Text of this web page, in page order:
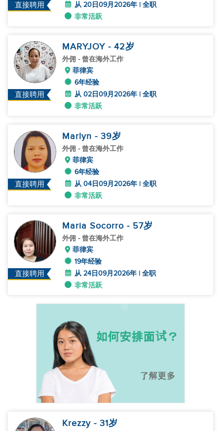
直接聘用
从 20日09月2026年 | 全职
非常活跃
直接聘用
MARYJOY - 42岁
外佣 - 曾在海外工作
菲律宾
6年经验
从 02日09月2026年 | 全职
非常活跃
直接聘用
Marlyn - 39岁
外佣 - 曾在海外工作
菲律宾
6年经验
从 04日09月2026年 | 全职
非常活跃
直接聘用
Maria Socorro - 57岁
外佣 - 曾在海外工作
菲律宾
19年经验
从 24日09月2026年 | 全职
非常活跃
Krezzy - 31岁